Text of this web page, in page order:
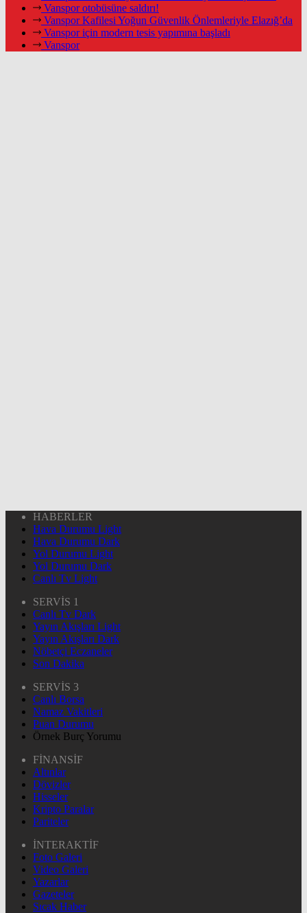
Vanspor otobüsüne saldırı!
Vanspor Kafilesi Yoğun Güvenlik Önlemleriyle Elazığ’da
Vanspor için modern tesis yapımına başladı
Vanspor
HABERLER
Hava Durumu Light
Hava Durumu Dark
Yol Durumu Light
Yol Durumu Dark
Canlı Tv Light
SERVİS 1
Canlı Tv Dark
Yayın Akışları Light
Yayın Akışları Dark
Nöbetçi Eczaneler
Son Dakika
SERVİS 3
Canlı Borsa
Namaz Vakitleri
Puan Durumu
Örnek Burç Yorumu
FİNANSİF
Altınlar
Dövizler
Hisseler
Kripto Paralar
Pariteler
İNTERAKTİF
Foto Galeri
Video Galeri
Yazarlar
Gazeteler
Sıcak Haber